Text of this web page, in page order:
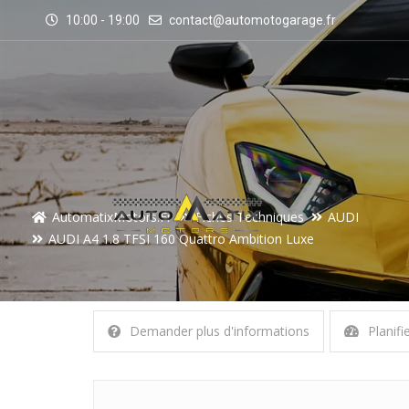
10:00 - 19:00 contact@automotogarage.fr
AutomatixMotors.fr Fiches Techniques
AUDI
AUDI A4 1.8 TFSI 160 Quattro Ambition Luxe
Demander plus d'informations